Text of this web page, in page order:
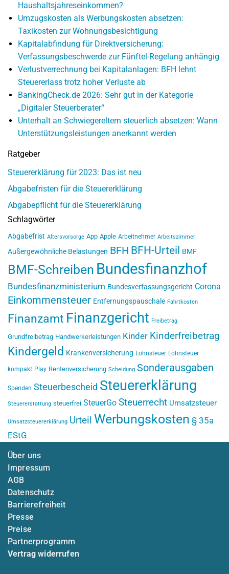
Haushaltsjahreseinkommen?
Umzugskosten als Werbungskosten absetzen:
Taxikosten zur Wohnungsbesichtigung
Kapitalabfindung für Direktversicherung:
Verfassungsbeschwerde zur Fünftel-Regelung anhängig
Verlustverrechnung bei Kapitalanlagen: BFH lehnt
Steuererlass trotz hoher Verluste ab
BankingCheck.de 2026: Sehr gut in der Kategorie
„Digitaler Steuerberater“
Unterhalt an Schwiegereltern steuerlich absetzen: Wann
Unterstützungsleistungen anerkannt werden
Ratgeber
Steuererklärung für 2023: Das ist neu
Abgabefristen für die Steuererklärung
Abgabepflicht für die Steuererklärung
Schlagwörter
Abgabefrist Altersvorsorge App Apple Arbeitnehmer Arbeitszimmer
Außergewöhnliche Belastungen BFH BFH-Urteil BMF
BMF-Schreiben Bundesfinanzhof
Bundesfinanzministerium Bundesverfassungsgericht Corona
Einkommensteuer Entfernungspauschale Fahrtkosten
Finanzamt Finanzgericht Freibetrag
Grundfreibetrag Handwerkerleistungen Kinder Kinderfreibetrag
Kindergeld Krankenversicherung Lohnsteuer Lohnsteuer
kompakt Play Rentenversicherung Scheidung Sonderausgaben
Spenden Steuerbescheid Steuererklärung
Steuererstattung steuerfrei SteuerGo Steuerrecht Umsatzsteuer
Umsatzsteuererklärung Urteil Werbungskosten § 35a
EStG
Über uns
Impressum
AGB
Datenschutz
Barrierefreiheit
Presse
Preise
Partnerprogramm
Vertrag widerrufen